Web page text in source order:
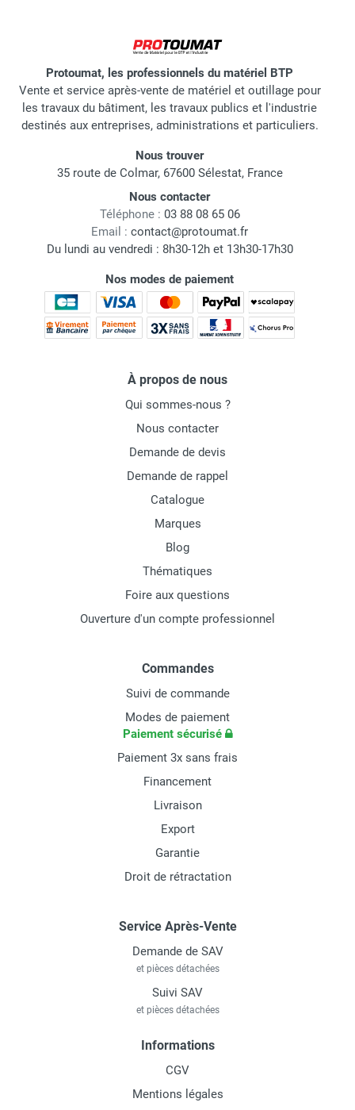
Protoumat, les professionnels du matériel BTP
Vente et service après-vente de matériel et outillage pour
les travaux du bâtiment, les travaux publics et l'industrie
destinés aux entreprises, administrations et particuliers.
Nous trouver
35 route de Colmar, 67600 Sélestat, France
Nous contacter
Téléphone : 03 88 08 65 06
Email : contact@protoumat.fr
Du lundi au vendredi : 8h30-12h et 13h30-17h30
Nos modes de paiement
À propos de nous
Qui sommes-nous ?
Nous contacter
Demande de devis
Demande de rappel
Catalogue
Marques
Blog
Thématiques
Foire aux questions
Ouverture d'un compte professionnel
Commandes
Suivi de commande
Modes de paiement
Paiement sécurisé
Paiement 3x sans frais
Financement
Livraison
Export
Garantie
Droit de rétractation
Service Après-Vente
Demande de SAV
et pièces détachées
Suivi SAV
et pièces détachées
Informations
CGV
Mentions légales